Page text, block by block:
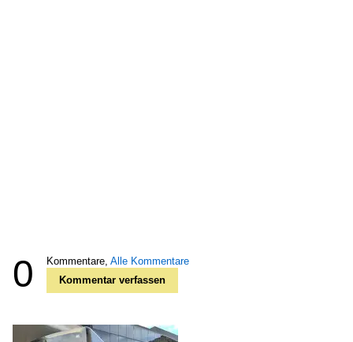
0 Kommentare, Alle Kommentare
Kommentar verfassen